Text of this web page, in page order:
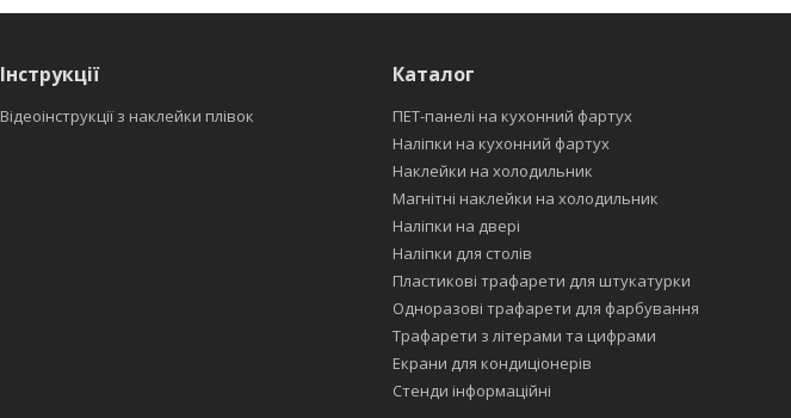
Інструкції
Відеоінструкції з наклейки плівок
Каталог
ПЕТ-панелі на кухонний фартух
Наліпки на кухонний фартух
Наклейки на холодильник
Магнітні наклейки на холодильник
Наліпки на двері
Наліпки для столів
Пластикові трафарети для штукатурки
Одноразові трафарети для фарбування
Трафарети з літерами та цифрами
Екрани для кондиціонерів
Стенди інформаційні